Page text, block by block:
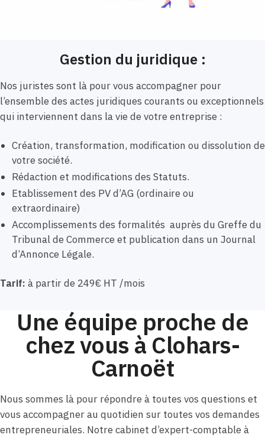
Gestion du juridique :
Nos juristes sont là pour vous accompagner pour
l’ensemble des actes juridiques courants ou exceptionnels
qui interviennent dans la vie de votre entreprise :
Création, transformation, modification ou dissolution de
votre société.
Rédaction et modifications des Statuts.
Etablissement des PV d’AG (ordinaire ou
extraordinaire)
Accomplissements des formalités auprès du Greffe du
Tribunal de Commerce et publication dans un Journal
d’Annonce Légale.
Tarif: à partir de 249€ HT /mois
Une équipe proche de
chez vous à Clohars-
Carnoët
Nous sommes là pour répondre à toutes vos questions et
vous accompagner au quotidien sur toutes vos demandes
entrepreneuriales. Notre cabinet d’expert-comptable à